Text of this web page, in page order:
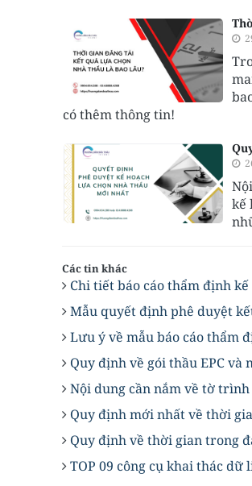
có thêm thông tin!
kế
Các tin khác
Chi tiết báo cáo thẩm định
Mẫu quyết định phê duyệt
Lưu ý về mẫu báo cáo thẩm
Quy định về gói thầu EPC và
Nội dung cần nắm về tờ
Quy định mới nhất về thời
Quy định về thời gian trong
TOP 09 công cụ khai thác